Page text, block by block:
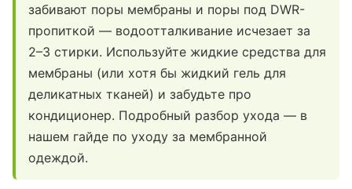
забивают поры мембраны и поры под DWR-
пропиткой — водоотталкивание исчезает за
2–3 стирки. Используйте жидкие средства для
мембраны (или хотя бы жидкий гель для
деликатных тканей) и забудьте про
кондиционер. Подробный разбор ухода — в
нашем гайде по уходу за мембранной
одеждой.